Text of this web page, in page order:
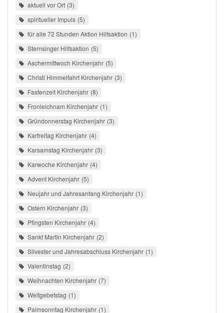
aktuell vor Ort 3
spiritueller Impuls 5
für alle 72 Stunden Aktion Hilfsaktion 1
Sternsinger Hilfsaktion 5
Aschermittwoch Kirchenjahr 5
Christi Himmelfahrt Kirchenjahr 3
Fastenzeit Kirchenjahr 8
Fronleichnam Kirchenjahr 1
Gründonnerstag Kirchenjahr 3
Karfreitag Kirchenjahr 4
Karsamstag Kirchenjahr 3
Karwoche Kirchenjahr 4
Advent Kirchenjahr 5
Neujahr und Jahresanfang Kirchenjahr 1
Ostern Kirchenjahr 3
Pfingsten Kirchenjahr 4
Sankt Martin Kirchenjahr 2
Silvester und Jahresabschluss Kirchenjahr 1
Valentinstag 2
Weihnachten Kirchenjahr 7
Weltgebetstag 1
Palmsonntag Kirchenjahr 1